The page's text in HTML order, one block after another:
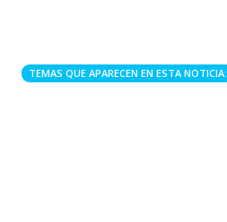
TEMAS QUE APARECEN EN ESTA NOTICIA: